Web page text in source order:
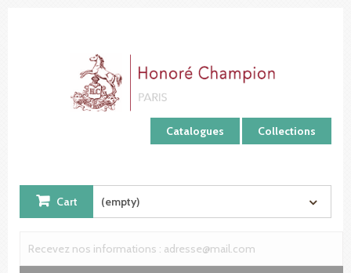
Catalogues Collections
Cart (empty)